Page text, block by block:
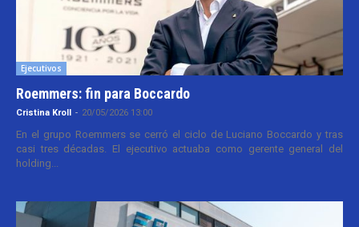
Ejecutivos
Roemmers: fin para Boccardo
Cristina Kroll - 20/05/2026 13:00
En el grupo Roemmers se cerró el ciclo de Luciano Boccardo y tras
casi tres décadas. El ejecutivo actuaba como gerente general del
holding...